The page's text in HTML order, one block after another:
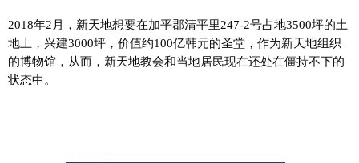
2018年2月，新天地想要在加平郡清平里247-2号占地3500坪的土
地上，兴建3000坪，价值约100亿韩元的圣堂，作为新天地组织
的博物馆，从而，新天地教会和当地居民现在还处在僵持不下的
状态中。